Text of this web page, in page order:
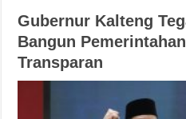
Gubernur Kalteng
Bangun
Transparan